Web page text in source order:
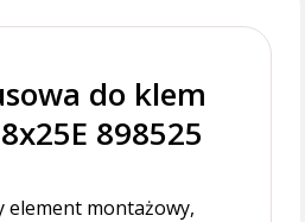
do klem
898525
element montażowy,